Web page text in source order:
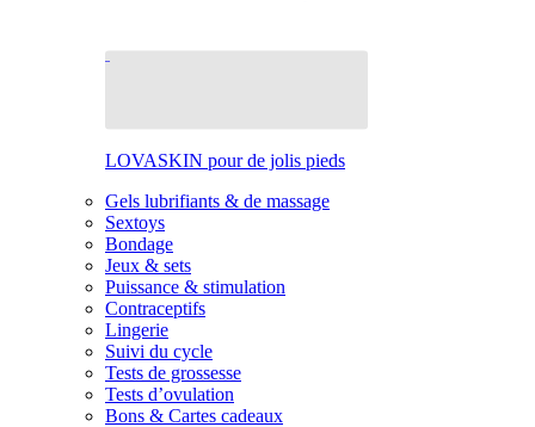
LOVASKIN pour de jolis pieds
Gels lubrifiants & de massage
Sextoys
Bondage
Jeux & sets
Puissance & stimulation
Contraceptifs
Lingerie
Suivi du cycle
Tests de grossesse
Tests d’ovulation
Bons & Cartes cadeaux